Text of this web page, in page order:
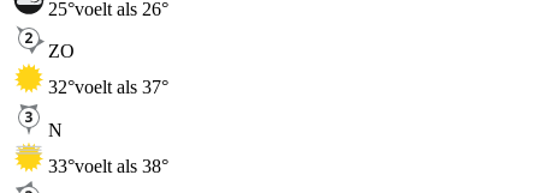
25°voelt als 26°
ZO
32°voelt als 37°
N
33°voelt als 38°